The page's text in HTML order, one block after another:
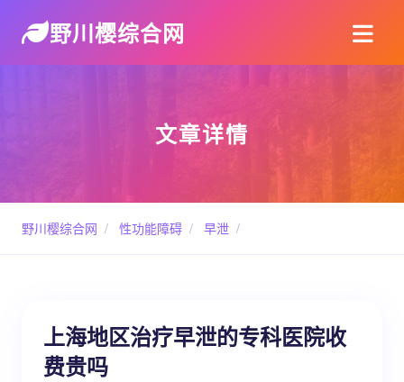
野川樱综合网
文章详情
野川樱综合网 / 性功能障碍 / 早泄 /
上海地区治疗早泄的专科医院收
费贵吗